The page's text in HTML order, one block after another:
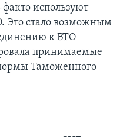
используют
Это стало возможным
к ВТО
принимаемые
Таможенного